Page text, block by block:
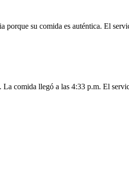
porque su comida es auténtica. El
comida llegó a las 4:33 p.m. El